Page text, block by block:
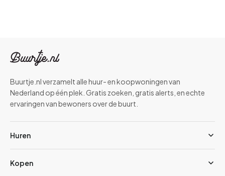
Buurtje.nl verzamelt alle huur- en koopwoningen van
Nederland op één plek. Gratis zoeken, gratis alerts, en echte
ervaringen van bewoners over de buurt.
Huren
Kopen